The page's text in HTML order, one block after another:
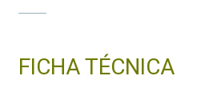
FICHA TÉCNICA